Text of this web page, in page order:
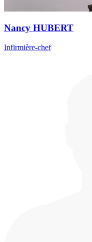
Nancy HUBERT
Infirmière-chef